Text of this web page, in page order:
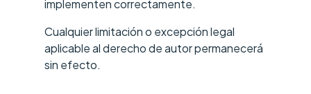
implementen correctamente.
Cualquier limitación o excepción legal
aplicable al derecho de autor permanecerá
sin efecto.